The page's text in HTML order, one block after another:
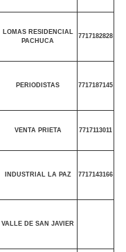
LOMAS RESIDENCIAL
PACHUCA
7717182828
PERIODISTAS 7717187145
VENTA PRIETA 7717113011
INDUSTRIAL LA PAZ 7717143166
VALLE DE SAN JAVIER